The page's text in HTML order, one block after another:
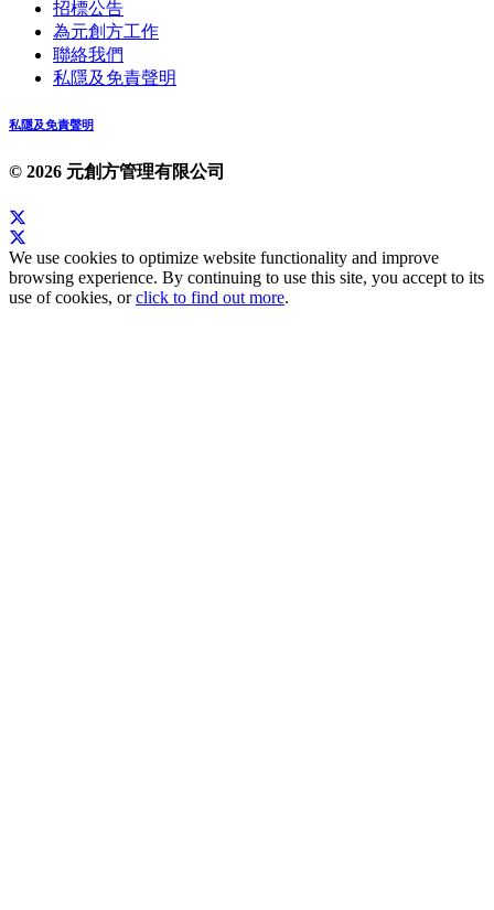
招標公告
為元創方工作
聯絡我們
私隱及免責聲明
私隱及免責聲明
© 2026 元創方管理有限公司
We use cookies to optimize website functionality and improve
browsing experience. By continuing to use this site, you accept to its
use of cookies, orclick to find out more.